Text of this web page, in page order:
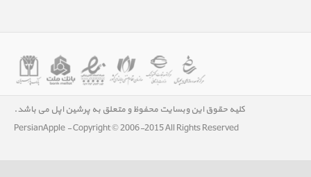
کلیه حقوق این وبسایت محفوظ و متعلق به پرشین اپل می باشد.
PersianApple - Copyright © 2006-2015 All Rights Reserved